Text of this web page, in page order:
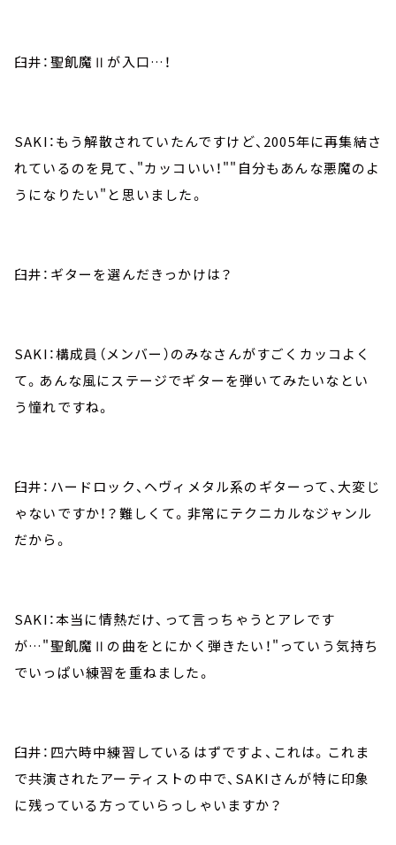
臼井：聖飢魔Ⅱが入口…！
SAKI：もう解散されていたんですけど、2005年に再集結さ
れているのを見て、"カッコいい！""自分もあんな悪魔のよ
うになりたい"と思いました。
臼井：ギターを選んだきっかけは？
SAKI：構成員（メンバー）のみなさんがすごくカッコよく
て。あんな風にステージでギターを弾いてみたいなとい
う憧れですね。
臼井：ハードロック、ヘヴィメタル系のギターって、大変じ
ゃないですか！？難しくて。非常にテクニカルなジャンル
だから。
SAKI：本当に情熱だけ、って言っちゃうとアレです
が…"聖飢魔Ⅱの曲をとにかく弾きたい！"っていう気持ち
でいっぱい練習を重ねました。
臼井：四六時中練習しているはずですよ、これは。これま
で共演されたアーティストの中で、SAKIさんが特に印象
に残っている方っていらっしゃいますか？